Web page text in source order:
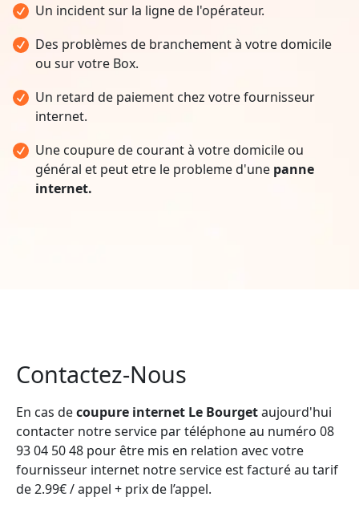
Un incident sur la ligne de l'opérateur.
Des problèmes de branchement à votre domicile
ou sur votre Box.
Un retard de paiement chez votre fournisseur
internet.
Une coupure de courant à votre domicile ou
général et peut etre le probleme d'une panne
internet.
Contactez-Nous
En cas decoupure internet Le Bourgetaujourd'hui
contacter notre service par téléphone au numéro 08
93 04 50 48 pour être mis en relation avec votre
fournisseur internet notre service est facturé au tarif
de 2.99€ / appel + prix de l’appel.